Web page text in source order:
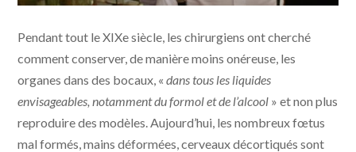
Anthony Renaud
Pendant tout le XIXe siècle, les chirurgiens ont cherché
comment conserver, de manière moins onéreuse, les
organes dans des bocaux, «dans tous les liquides
envisageables, notamment du formol et de l’alcool » et non plus
reproduire des modèles. Aujourd’hui, les nombreux fœtus
mal formés, mains déformées, cerveaux décortiqués sont